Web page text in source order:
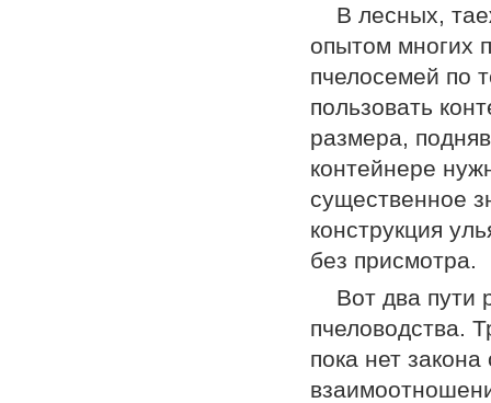
В лесных,
опытом многих
пчелосемей по
пользовать
размера,
контейнере
существен­ное
конструкция
без присмотра.
Вот два пути
пчеловодства.
пока нет